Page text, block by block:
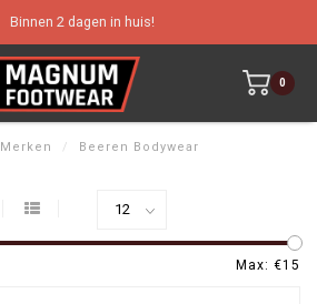
Binnen 2 dagen in huis!
0
Merken / Beeren Bodywear
Max: €15